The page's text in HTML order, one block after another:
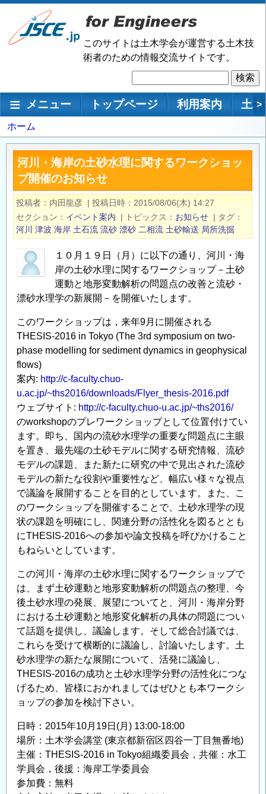
メ
ン
移
このサイトは土木学会が運営する土木技
術者のための情報交流サイトです。
索
メインナビゲーション
メニュー トップページ 利用案内 土 >
パ
ン
く
ず
ホーム
河川・海岸の土砂水理に関するワークショッ
プ開催のお知らせ
投稿者 内田龍彦 | 投稿日時
2015/08/06(木) 14:27
セクション
イベント案内 | トピックス お知らせ | タグ
河川
津波 海岸 土石流 流砂 漂砂 二相流 土砂輸送 局所洗掘
１０月１９日（月）に以下の通り、河川・海
岸の土砂水理に関するワークショップ－土砂
運動と地形変動解析の問題点の改善と流砂・
漂砂水理学の新展開－を開催いたします。
このワークショップは，来年9月に開催される
THESIS-2016 in Tokyo (The 3rd symposium on two-
phase modelling for sediment dynamics in geophysical
flows)
案内: http://c-faculty.chuo-
u.ac.jp/~ths2016/downloads/Flyer_thesis-2016.pdf
ウェブサイト: http://c-faculty.chuo-u.ac.jp/~ths2016/
のworkshopのプレワークショップとして位置付けてい
ます。即ち、国内の流砂水理学の重要な問題点に主眼
を置き、最先端の土砂モデルに関する研究情報、流砂
モデルの課題、また新たに研究の中で見出された流砂
モデルの新たな役割や重要性など、幅広い様々な視点
で議論を展開することを目的としています。また、こ
のワークショップを開催することで、土砂水理学の現
状の課題を明確にし、関連分野の活性化を図るととも
にTHESIS-2016への参加や論文投稿を呼びかけること
もねらいとしています。
この河川・海岸の土砂水理に関するワークショップで
は、まず土砂運動と地形変動解析の問題点の整理、今
後土砂水理の発展、展望についてと、河川・海岸分野
における土砂運動と地形変化解析の具体の問題につい
て話題を提供し、議論します。そして総合討議では、
これらを受けて横断的に議論し、討論いたします。土
砂水理学の新たな展開について、活発に議論し、
THESIS-2016の成功と土砂水理学分野の活性化につな
げるため、皆様におかれましてはぜひとも本ワークシ
ョップの参加を検討下さい。
日時：2015年10月19日(月) 13:00-18:00
場所：土木学会講堂 (東京都新宿区四谷一丁目無番地)
主催：THESIS-2016 in Tokyo組織委員会，共催：水工
学員会，後援：海岸工学委員会
参加費：無料